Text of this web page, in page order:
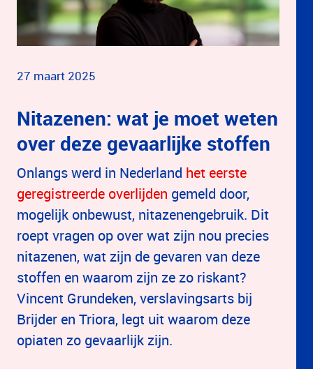
27 maart 2025
Nitazenen: wat je moet weten
over deze gevaarlijke stoffen
Onlangs werd in Nederland het eerste
geregistreerde overlijden gemeld door,
mogelijk onbewust, nitazenengebruik. Dit
roept vragen op over wat zijn nou precies
nitazenen, wat zijn de gevaren van deze
stoffen en waarom zijn ze zo riskant?
Vincent Grundeken, verslavingsarts bij
Brijder en Triora, legt uit waarom deze
opiaten zo gevaarlijk zijn.